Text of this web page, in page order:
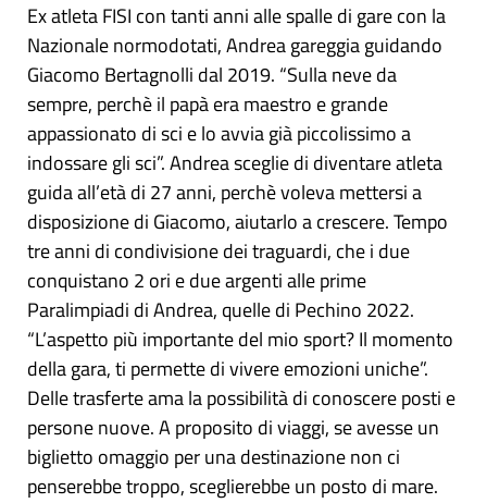
Ex atleta FISI con tanti anni alle spalle di gare con la
Nazionale normodotati, Andrea gareggia guidando
Giacomo Bertagnolli dal 2019. “Sulla neve da
sempre, perchè il papà era maestro e grande
appassionato di sci e lo avvia già piccolissimo a
indossare gli sci”. Andrea sceglie di diventare atleta
guida all’età di 27 anni, perchè voleva mettersi a
disposizione di Giacomo, aiutarlo a crescere. Tempo
tre anni di condivisione dei traguardi, che i due
conquistano 2 ori e due argenti alle prime
Paralimpiadi di Andrea, quelle di Pechino 2022.
“L’aspetto più importante del mio sport? Il momento
della gara, ti permette di vivere emozioni uniche”.
Delle trasferte ama la possibilità di conoscere posti e
persone nuove. A proposito di viaggi, se avesse un
biglietto omaggio per una destinazione non ci
penserebbe troppo, sceglierebbe un posto di mare.